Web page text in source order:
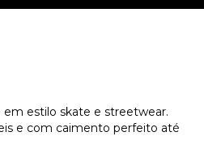
em estilo skate e streetwear.
e com caimento perfeito até